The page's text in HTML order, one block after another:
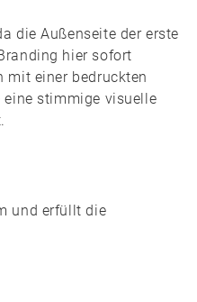
die Außenseite der erste
hier sofort
mit einer bedruckten
eine stimmige visuelle
und erfüllt die